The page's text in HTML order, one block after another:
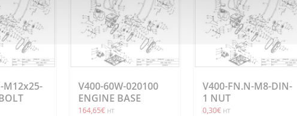
M12x25-
V400-60W-020100
ENGINE BASE
164,65€ HT
V400-FN.N-M8-DIN-
1 NUT
0,30€ HT